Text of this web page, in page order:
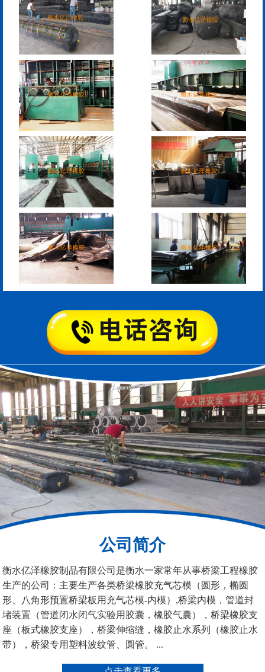
F40、60、80型桥梁伸缩
缝
E40、60、80型桥梁伸缩
缝
RG型桥梁伸缩缝
D40、60、80型桥梁伸
缩缝
模数式160、240、320伸
缩缝
SF梳型伸缩缝
L型桥梁伸缩缝 Z型桥梁伸缩缝
板式橡胶伸缩缝 C型桥梁伸缩缝
模
公司简介
衡水亿泽橡胶制品有限公司是衡水一家常年从事桥梁工程橡胶
生产的公司：主要生产各类桥梁橡胶充气芯模（圆形，椭圆
形、八角形预置桥梁板用充气芯模-内模）,桥梁内模，管道封
堵装置（管道闭水闭气实验用胶囊，橡胶气囊），桥梁橡胶支
座（板式橡胶支座），桥梁伸缩缝，橡胶止水系列（橡胶止水
带），桥梁专用塑料波纹管、圆管。 ...